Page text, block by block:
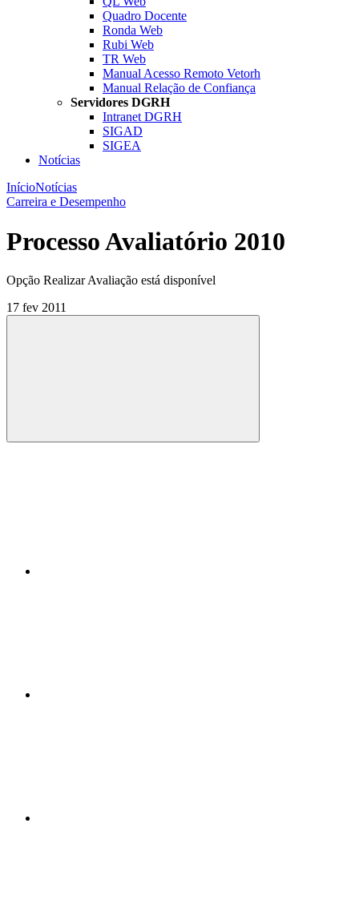
Quadro Docente
Ronda Web
Rubi Web
TR Web
Manual Acesso Remoto Vetorh
Manual Relação de Confiança
Servidores DGRH
Intranet DGRH
SIGAD
SIGEA
Notícias
InícioNotícias
Carreira e Desempenho
Processo Avaliatório 2010
Opção Realizar Avaliação está disponível
17 fev 2011
Compartilhar